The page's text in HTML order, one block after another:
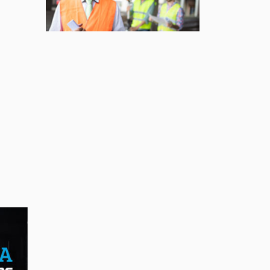
Jul 22, 2026